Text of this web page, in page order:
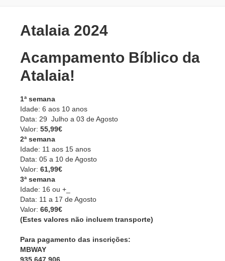
Atalaia 2024
Acampamento Bíblico da
Atalaia!
1ª semana
Idade: 6 aos 10 anos
Data: 29 Julho a 03 de Agosto
Valor: 55,99€
2ª semana
Idade: 11 aos 15 anos
Data: 05 a 10 de Agosto
Valor: 61,99€
3ª semana
Idade: 16 ou +_
Data: 11 a 17 de Agosto
Valor: 66,99€
(Estes valores não incluem transporte)
Para pagamento das inscrições:
MBWAY